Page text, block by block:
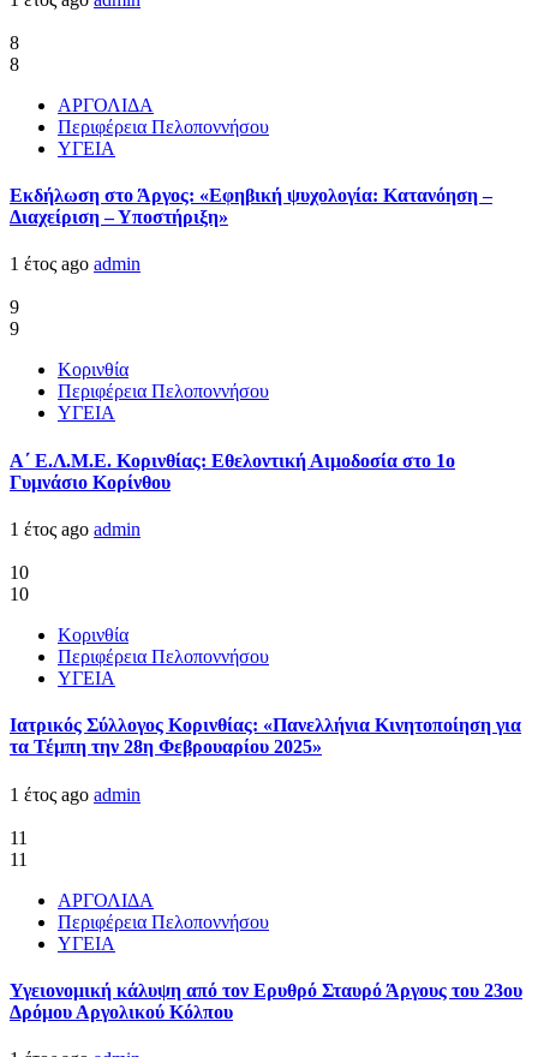
8
8
ΑΡΓΟΛΙΔΑ
Περιφέρεια Πελοποννήσου
ΥΓΕΙΑ
Εκδήλωση στο Άργος: «Εφηβική ψυχολογία: Κατανόηση –
Διαχείριση – Υποστήριξη»
1 έτος ago admin
9
9
Κορινθία
Περιφέρεια Πελοποννήσου
ΥΓΕΙΑ
Α΄ Ε.Λ.Μ.Ε. Κορινθίας: Εθελοντική Αιμοδοσία στο 1ο
Γυμνάσιο Κορίνθου
1 έτος ago admin
10
10
Κορινθία
Περιφέρεια Πελοποννήσου
ΥΓΕΙΑ
Ιατρικός Σύλλογος Κορινθίας: «Πανελλήνια Κινητοποίηση για
τα Τέμπη την 28η Φεβρουαρίου 2025»
1 έτος ago admin
11
11
ΑΡΓΟΛΙΔΑ
Περιφέρεια Πελοποννήσου
ΥΓΕΙΑ
Υγειονομική κάλυψη από τον Ερυθρό Σταυρό Άργους του 23ου
Δρόμου Αργολικού Κόλπου